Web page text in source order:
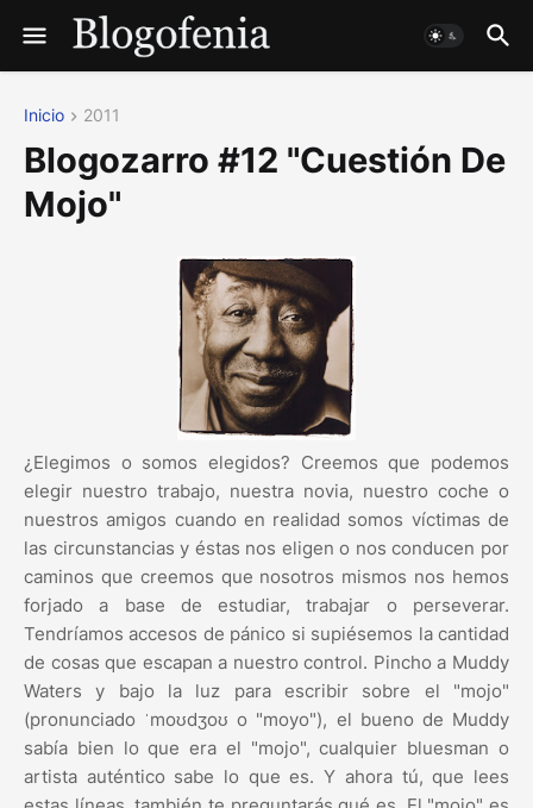
Inicio 2011
Blogozarro #12 "Cuestión De
Mojo"
¿Elegimos o somos elegidos? Creemos que podemos
elegir nuestro trabajo, nuestra novia, nuestro coche o
nuestros amigos cuando en realidad somos víctimas de
las circunstancias y éstas nos eligen o nos conducen por
caminos que creemos que nosotros mismos nos hemos
forjado a base de estudiar, trabajar o perseverar.
Tendríamos accesos de pánico si supiésemos la cantidad
de cosas que escapan a nuestro control. Pincho a Muddy
Waters y bajo la luz para escribir sobre el "mojo"
(pronunciado ˈmoʊdʒoʊ o "moyo"), el bueno de Muddy
sabía bien lo que era el "mojo", cualquier bluesman o
artista auténtico sabe lo que es. Y ahora tú, que lees